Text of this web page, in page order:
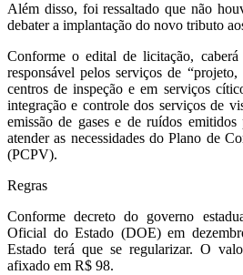
Além disso, foi ressaltado que não
debater a implantação do novo tributo
Conforme o edital de licitação, caberá
responsável pelos serviços de
centros de inspeção e em serviços
integração e controle dos serviços de
emissão de gases e de ruídos
atender as necessidades do Plano de
(PCPV).
Regras
Conforme decreto do governo
Oficial do Estado (DOE) em
Estado terá que se regularizar. O
afixado em R$ 98.